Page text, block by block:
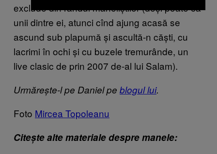
exclude din rândul maneliștilor (deși poate că
unii dintre ei, atunci cînd ajung acasă se
ascund sub plapumă și ascultă-n căști, cu
lacrimi în ochi și cu buzele tremurânde, un
live clasic de prin 2007 de-al lui Salam).
Urmărește-l pe Daniel pe blogul lui.
Foto Mircea Topoleanu
Citește alte materiale despre manele: